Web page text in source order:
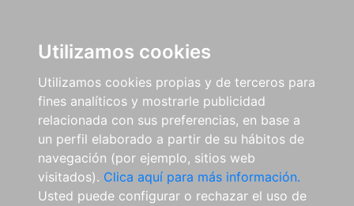
Utilizamos cookies
Utilizamos cookies propias y de terceros para
fines analíticos y mostrarle publicidad
relacionada con sus preferencias, en base a
un perfil elaborado a partir de su hábitos de
navegación (por ejemplo, sitios web
visitados). Clica aquí para más información.
Usted puede configurar o rechazar el uso de